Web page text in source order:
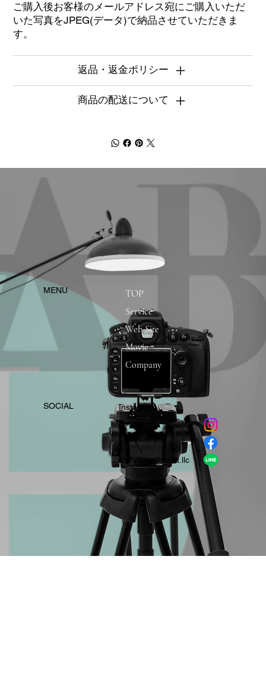
ご購入後お客様のメールアドレス宛にご購入いただ
いた写真をJPEG(データ)で納品させていただきま
す。
返品・返金ポリシー
商品の配送について
​MENU
TOP
Service
Web Site
Movie
Company
​SOCIAL
Instagram
​Facebook
company＠habit.llc